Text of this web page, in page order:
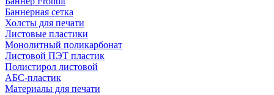
Баннерная сетка
Холсты для печати
Листовые пластики
Монолитный поликарбонат
Листовой ПЭТ пластик
Полистирол листовой
АБС-пластик
Материалы для печати